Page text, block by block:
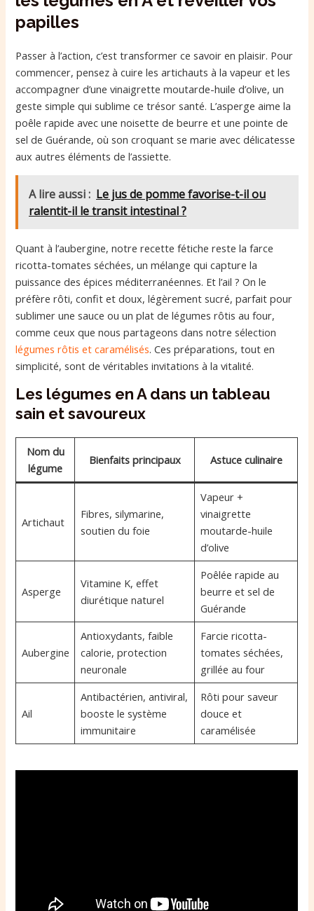
papilles
Passer à l’action, c’est transformer ce savoir en plaisir. Pour
commencer, pensez à cuire les artichauts à la vapeur et les
accompagner d’une vinaigrette moutarde-huile d’olive, un
geste simple qui sublime ce trésor santé. L’asperge aime la
poêle rapide avec une noisette de beurre et une pointe de
sel de Guérande, où son croquant se marie avec délicatesse
aux autres éléments de l’assiette.
A lire aussi : Le jus de pomme favorise-t-il ou
ralentit-il le transit intestinal ?
Quant à l’aubergine, notre recette fétiche reste la farce
ricotta-tomates séchées, un mélange qui capture la
puissance des épices méditerranéennes. Et l’ail ? On le
préfère rôti, confit et doux, légèrement sucré, parfait pour
sublimer une sauce ou un plat de légumes rôtis au four,
comme ceux que nous partageons dans notre sélection
légumes rôtis et caramélisés. Ces préparations, tout en
simplicité, sont de véritables invitations à la vitalité.
Les légumes en A dans un tableau
sain et savoureux
Nom du
légume
Bienfaits principaux Astuce culinaire
Artichaut
Fibres, silymarine,
soutien du foie
Vapeur +
vinaigrette
moutarde-huile
d’olive
Asperge
Vitamine K, effet
diurétique naturel
Poêlée rapide au
beurre et sel de
Guérande
Aubergine
Antioxydants, faible
calorie, protection
neuronale
Farcie ricotta-
tomates séchées,
grillée au four
Ail
Antibactérien, antiviral,
booste le système
immunitaire
Rôti pour saveur
douce et
caramélisée